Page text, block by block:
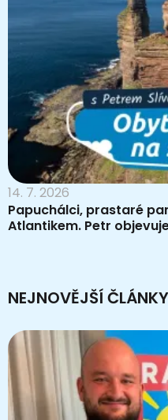
14. 7. 2026
Papuchálci, prastaré
Atlantikem. Petr
NEJNOVĚJŠÍ ČLÁNKY